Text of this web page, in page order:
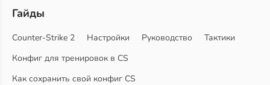
Гайды
Counter-Strike 2 Настройки Руководство
Тактики
Конфиг для тренировок в CS
Как сохранить свой конфиг CS